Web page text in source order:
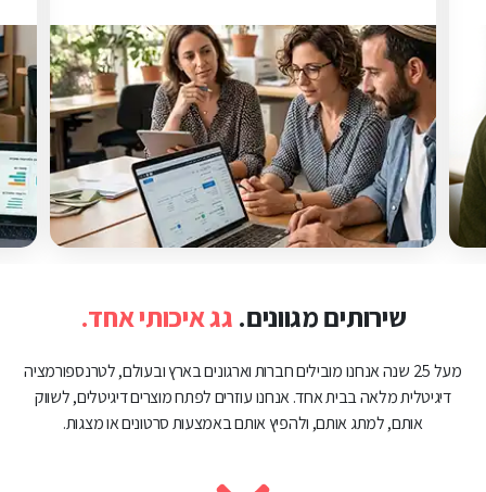
שירותים מגוונים. גג איכותי אחד.
מעל 25 שנה אנחנו מובילים חברות וארגונים בארץ ובעולם, לטרנספורמציה
דיגיטלית מלאה בבית אחד. אנחנו עוזרים לפתח מוצרים דיגיטלים, לשווק
אותם, למתג אותם, ולהפיץ אותם באמצעות סרטונים או מצגות.